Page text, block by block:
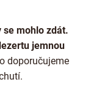
se mohlo zdát.
jemnou
doporučujeme